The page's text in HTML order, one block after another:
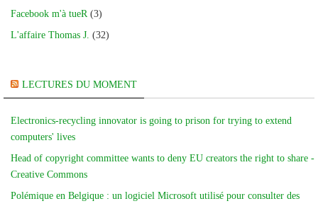
Facebook m'à tueR(3)
L'affaire Thomas J. (32)
LECTURES DU MOMENT
Electronics-recycling innovator is going to prison for trying to extend
computers' lives
Head of copyright committee wants to deny EU creators the right to share -
Creative Commons
Polémique en Belgique : un logiciel Microsoft utilisé pour consulter des